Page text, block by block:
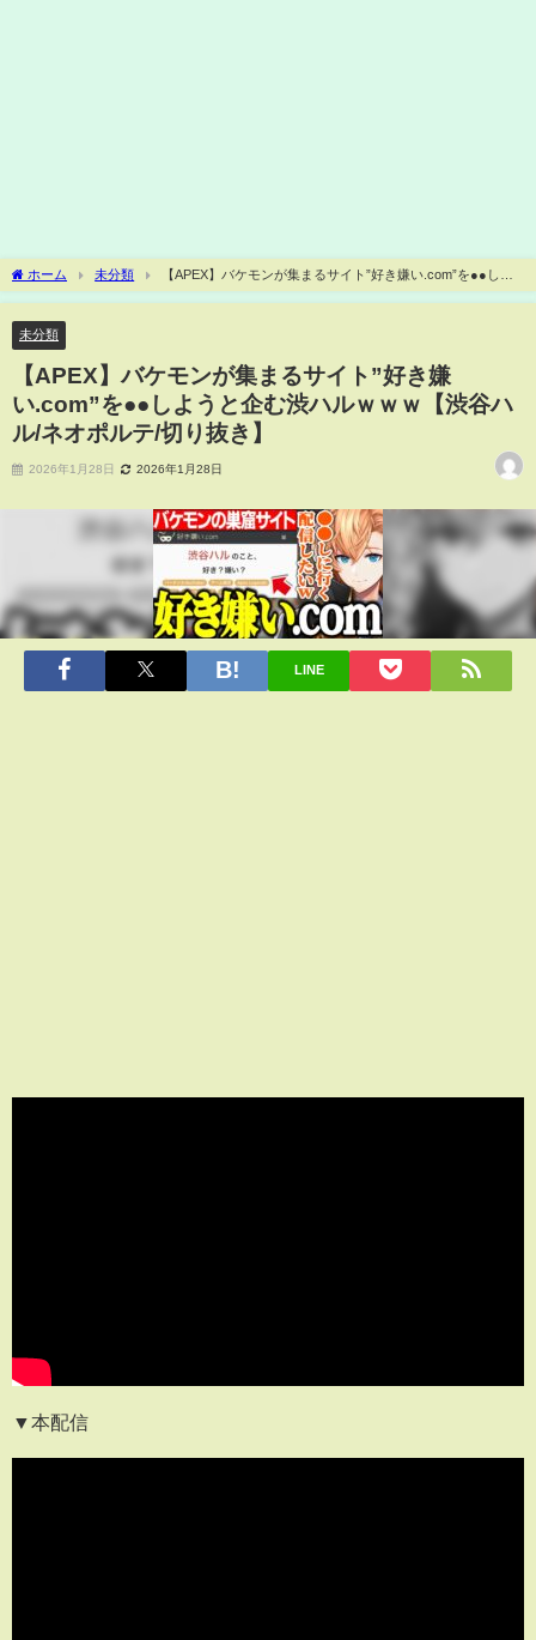
ホーム 未分類
【APEX】バケモンが集まるサイト”好き嫌い.com”を●●しよ
うと企む渋ハルｗｗｗ【渋谷ハル/ネオポルテ/切り抜き】
未分類
【APEX】バケモンが集まるサイト”好き嫌
い.com”を●●しようと企む渋ハルｗｗｗ【渋谷ハ
ル/ネオポルテ/切り抜き】
2026年1月28日 2026年1月28日
LINE
▼本配信